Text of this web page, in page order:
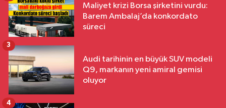
Maliyet krizi Borsa şirketini vurdu:
Barem Ambalaj’da konkordato
süreci
Audi tarihinin en büyük SUV modeli
Q9, markanın yeni amiral gemisi
oluyor
3
4